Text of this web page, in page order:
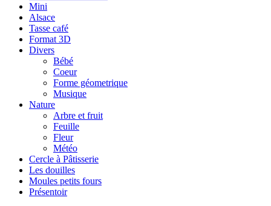
Mini
Alsace
Tasse café
Format 3D
Divers
Bébé
Coeur
Forme géometrique
Musique
Nature
Arbre et fruit
Feuille
Fleur
Météo
Cercle à Pâtisserie
Les douilles
Moules petits fours
Présentoir